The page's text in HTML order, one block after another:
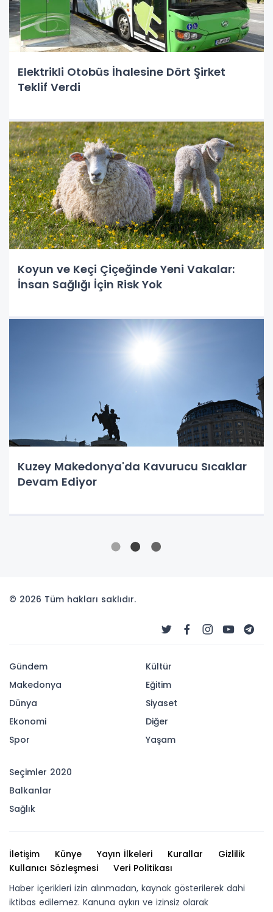
Elektrikli Otobüs İhalesine Dört Şirket
Teklif Verdi
Koyun ve Keçi Çiçeğinde Yeni Vakalar:
İnsan Sağlığı İçin Risk Yok
Kuzey Makedonya'da Kavurucu Sıcaklar
Devam Ediyor
© 2026 Tüm hakları saklıdır.
Gündem
Makedonya
Dünya
Ekonomi
Spor
Kültür
Eğitim
Siyaset
Diğer
Yaşam
Seçimler 2020
Balkanlar
Sağlık
İletişim Künye Yayın İlkeleri Kurallar
Gizlilik
Kullanıcı Sözleşmesi
Veri Politikası
Haber içerikleri izin alınmadan, kaynak gösterilerek dahi
iktibas edilemez. Kanuna aykırı ve izinsiz olarak